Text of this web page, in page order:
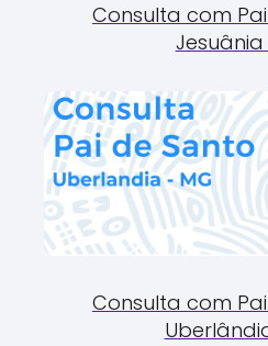
Consulta com
Consulta com